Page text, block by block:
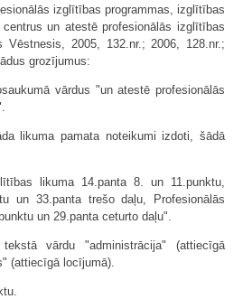
izglītības programmas, izglītības
un atestē profesionālās izglītības
Vēstnesis, 2005, 132.nr.; 2006, 128.nr.;
grozījumus:
vārdus "un atestē profesionālās
likuma pamata noteikumi izdoti, šādā
likuma 14.panta 8. un 11.punktu,
un 33.panta trešo daļu, Profesionālās
un 29.panta ceturto daļu".
vārdu "administrācija" (attiecīgā
(attiecīgā locījumā).